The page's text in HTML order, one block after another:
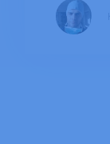
líquido